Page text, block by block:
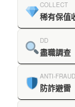
COLLECT
稀有保值
DD
盡職調查
ANTI-FRAUD
防詐避雷